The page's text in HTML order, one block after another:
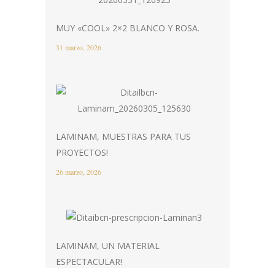
MUY «COOL» 2×2 BLANCO Y ROSA.
31 marzo, 2026
LAMINAM, MUESTRAS PARA TUS
PROYECTOS!
26 marzo, 2026
LAMINAM, UN MATERIAL
ESPECTACULAR!